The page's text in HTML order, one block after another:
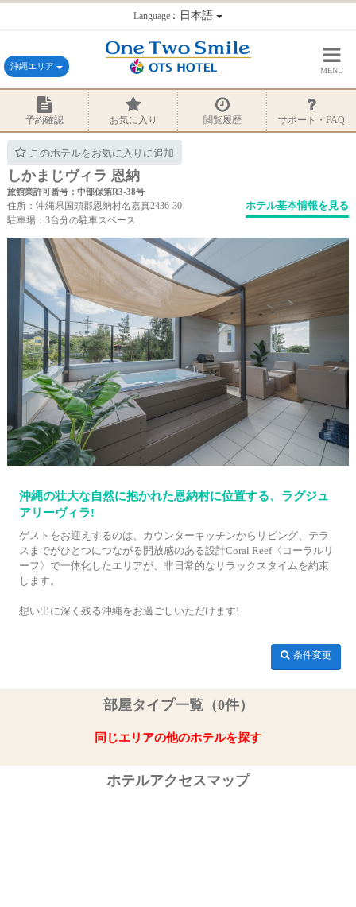
Language：日本語
沖縄エリア MENU
予約確認 お気に入り 閲覧履歴 サポート・FAQ
このホテルをお気に入りに追加
しかまじヴィラ 恩納
旅館業許可番号：中部保第R3-38号
住所：沖縄県国頭郡恩納村名嘉真2436-30
駐車場：3台分の駐車スペース
ホテル基本情報を見る
沖縄の壮大な自然に抱かれた恩納村に位置する、ラグジュ
アリーヴィラ!
ゲストをお迎えするのは、カウンターキッチンからリビング、テラ
スまでがひとつにつながる開放感のある設計Coral Reef〈コーラルリ
ーフ〉で一体化したエリアが、非日常的なリラックスタイムを約束
します。
想い出に深く残る沖縄をお過ごしいただけます!
条件変更
部屋タイプ一覧（0件）
同じエリアの他のホテルを探す
ホテルアクセスマップ